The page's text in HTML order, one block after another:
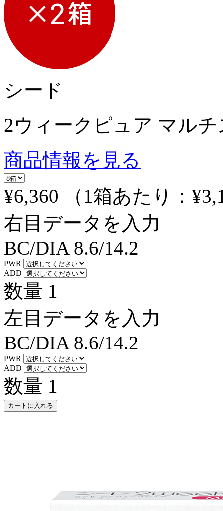
シード
2ウィークピュア マル
商品情報を見る
¥6,360
（1箱あたり：
右目データを入力
BC/DIA 8.6/14.2
PWR
ADD
数量 1
左目データを入力
BC/DIA 8.6/14.2
PWR
ADD
数量 1
カートに入れる